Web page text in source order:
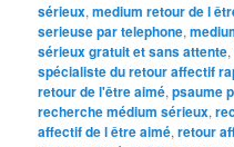
sérieux,medium retour de l
serieuse par telephone,
sérieux gratuit et sans attente,
spécialiste du retour affectif
retour de l'être aimé,psaume
recherche médium sérieux,
affectif de l être aimé,retour